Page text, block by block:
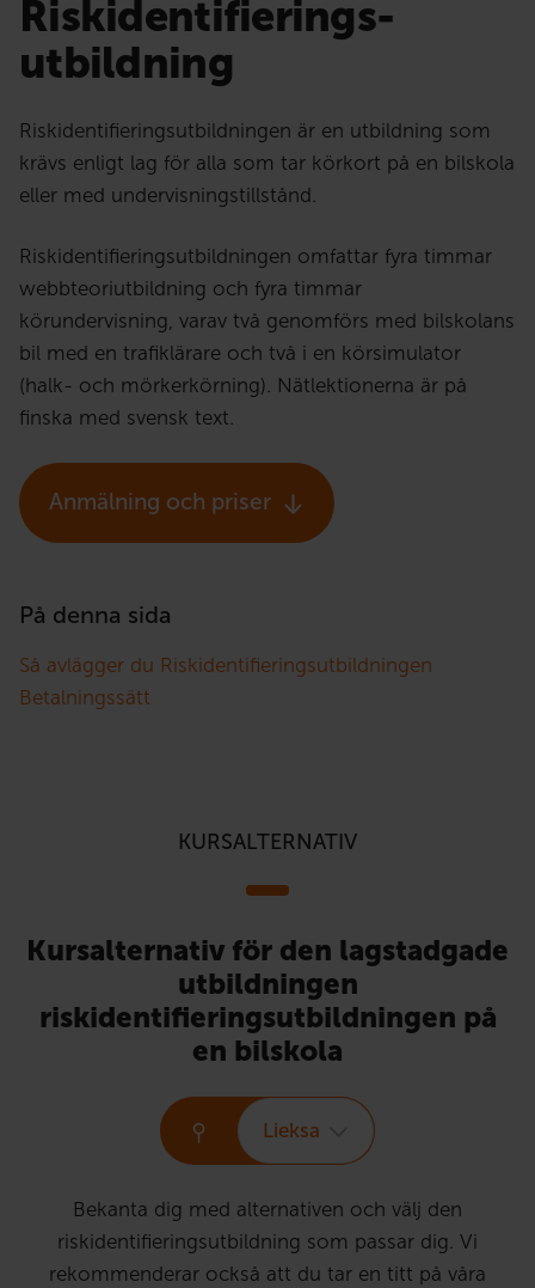
Riskidentifierings­
utbildning
Riskidentifieringsutbildningen är en utbildning som
krävs enligt lag för alla som tar körkort på en bilskola
eller med undervisningstillstånd.
Riskidentifieringsutbildningen omfattar fyra timmar
webbteoriutbildning och fyra timmar
körundervisning, varav två genomförs med bilskolans
bil med en trafiklärare och två i en körsimulator
(halk- och mörkerkörning). Nätlektionerna är på
finska med svensk text.
Anmälning och priser
På denna sida
Så avlägger du Riskidentifieringsutbildningen
Betalningssätt
KURSALTERNATIV
Kursalternativ för den lagstadgade
utbildningen
riskidentifieringsutbildningen på
en bilskola
Lieksa
Bekanta dig med alternativen och välj den
riskidentifieringsutbildning som passar dig. Vi
rekommenderar också att du tar en titt på våra